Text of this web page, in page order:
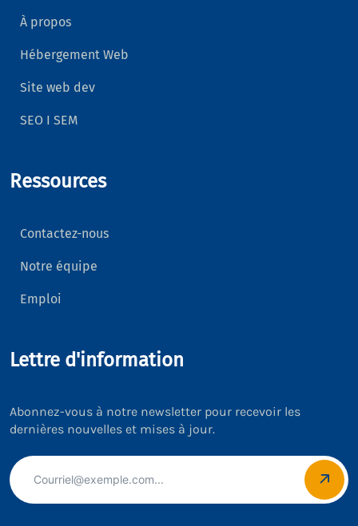
À propos
Hébergement Web
Site web dev
SEO I SEM
Ressources
Contactez-nous
Notre équipe
Emploi
Lettre d'information
Abonnez-vous à notre newsletter pour recevoir les
dernières nouvelles et mises à jour.